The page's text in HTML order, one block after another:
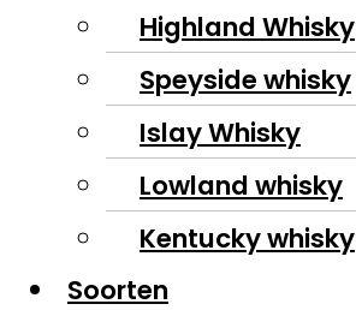
Highland Whisky
Speyside whisky
Islay Whisky
Lowland whisky
Kentucky whisky
Soorten